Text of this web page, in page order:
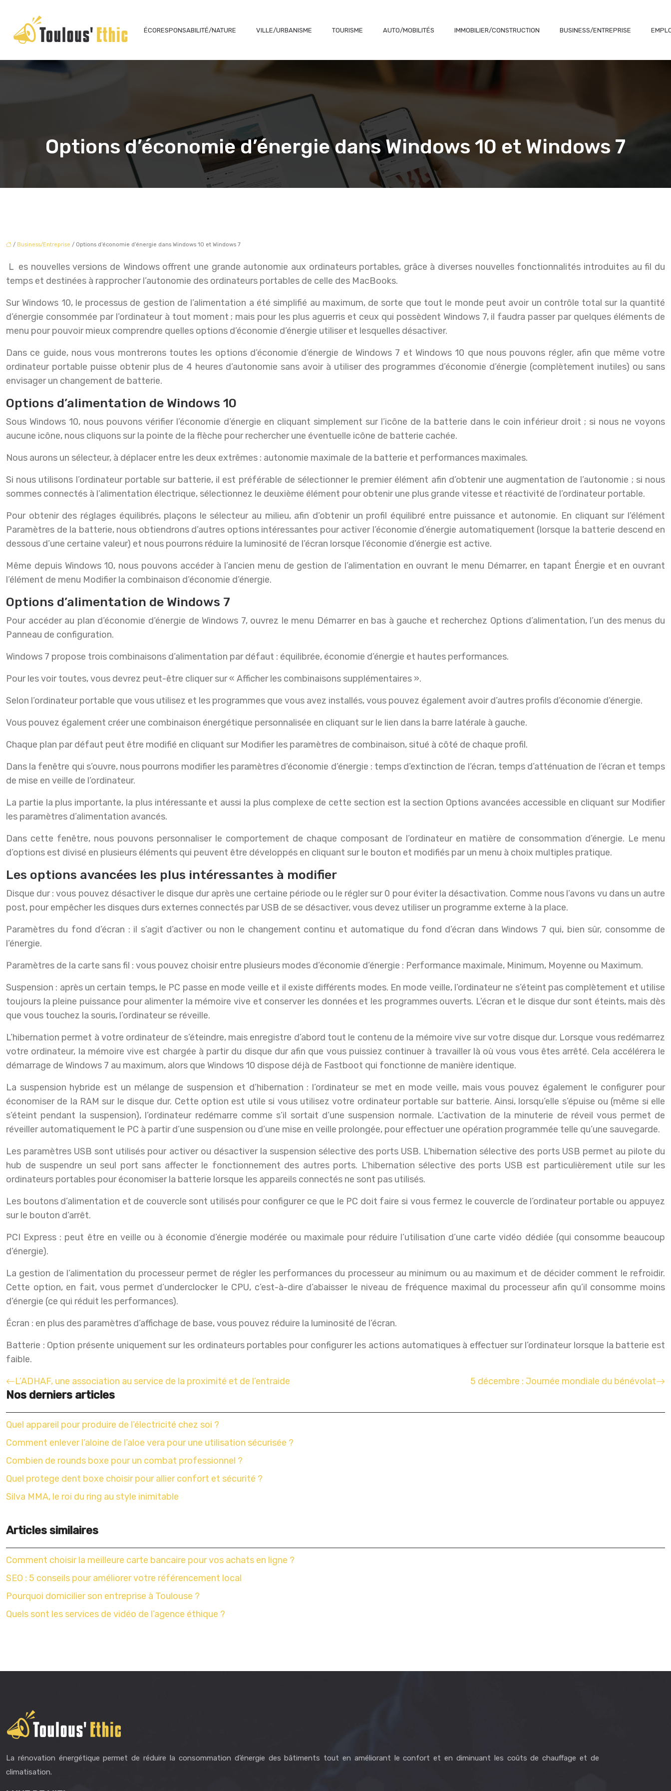
ÉCORESPONSABILITÉ/NATURE VILLE/URBANISME TOURISME AUTO/MOBILITÉS IMMOBILIER/CONSTRUCTION BUSINESS/ENTREPRISE
Options d’économie d’énergie dans Windows 10 et Windows 7
/ Business/Entreprise / Options d’économie d’énergie dans Windows 10 et Windows 7
Les nouvelles versions de Windows offrent une grande autonomie aux ordinateurs portables, grâce à diverses nouvelles fonctionnalités introduites au fil du
temps et destinées à rapprocher l’autonomie des ordinateurs portables de celle des MacBooks.
Sur Windows 10, le processus de gestion de l’alimentation a été simplifié au maximum, de sorte que tout le monde peut avoir un contrôle total sur la quantité
d’énergie consommée par l’ordinateur à tout moment ; mais pour les plus aguerris et ceux qui possèdent Windows 7, il faudra passer par quelques éléments de
menu pour pouvoir mieux comprendre quelles options d’économie d’énergie utiliser et lesquelles désactiver.
Dans ce guide, nous vous montrerons toutes les options d’économie d’énergie de Windows 7 et Windows 10 que nous pouvons régler, afin que même votre
ordinateur portable puisse obtenir plus de 4 heures d’autonomie sans avoir à utiliser des programmes d’économie d’énergie (complètement inutiles) ou sans
envisager un changement de batterie.
Options d’alimentation de Windows 10
Sous Windows 10, nous pouvons vérifier l’économie d’énergie en cliquant simplement sur l’icône de la batterie dans le coin inférieur droit ; si nous ne voyons
aucune icône, nous cliquons sur la pointe de la flèche pour rechercher une éventuelle icône de batterie cachée.
Nous aurons un sélecteur, à déplacer entre les deux extrêmes : autonomie maximale de la batterie et performances maximales.
Si nous utilisons l’ordinateur portable sur batterie, il est préférable de sélectionner le premier élément afin d’obtenir une augmentation de l’autonomie ; si nous
sommes connectés à l’alimentation électrique, sélectionnez le deuxième élément pour obtenir une plus grande vitesse et réactivité de l’ordinateur portable.
Pour obtenir des réglages équilibrés, plaçons le sélecteur au milieu, afin d’obtenir un profil équilibré entre puissance et autonomie. En cliquant sur l’élément
Paramètres de la batterie, nous obtiendrons d’autres options intéressantes pour activer l’économie d’énergie automatiquement (lorsque la batterie descend en
dessous d’une certaine valeur) et nous pourrons réduire la luminosité de l’écran lorsque l’économie d’énergie est active.
Même depuis Windows 10, nous pouvons accéder à l’ancien menu de gestion de l’alimentation en ouvrant le menu Démarrer, en tapant Énergie et en ouvrant
l’élément de menu Modifier la combinaison d’économie d’énergie.
Options d’alimentation de Windows 7
Pour accéder au plan d’économie d’énergie de Windows 7, ouvrez le menu Démarrer en bas à gauche et recherchez Options d’alimentation, l’un des menus du
Panneau de configuration.
Windows 7 propose trois combinaisons d’alimentation par défaut : équilibrée, économie d’énergie et hautes performances.
Pour les voir toutes, vous devrez peut-être cliquer sur « Afficher les combinaisons supplémentaires ».
Selon l’ordinateur portable que vous utilisez et les programmes que vous avez installés, vous pouvez également avoir d’autres profils d’économie d’énergie.
Vous pouvez également créer une combinaison énergétique personnalisée en cliquant sur le lien dans la barre latérale à gauche.
Chaque plan par défaut peut être modifié en cliquant sur Modifier les paramètres de combinaison, situé à côté de chaque profil.
Dans la fenêtre qui s’ouvre, nous pourrons modifier les paramètres d’économie d’énergie : temps d’extinction de l’écran, temps d’atténuation de l’écran et temps
de mise en veille de l’ordinateur.
La partie la plus importante, la plus intéressante et aussi la plus complexe de cette section est la section Options avancées accessible en cliquant sur Modifier
les paramètres d’alimentation avancés.
Dans cette fenêtre, nous pouvons personnaliser le comportement de chaque composant de l’ordinateur en matière de consommation d’énergie. Le menu
d’options est divisé en plusieurs éléments qui peuvent être développés en cliquant sur le bouton et modifiés par un menu à choix multiples pratique.
Les options avancées les plus intéressantes à modifier
Disque dur : vous pouvez désactiver le disque dur après une certaine période ou le régler sur 0 pour éviter la désactivation. Comme nous l’avons vu dans un autre
post, pour empêcher les disques durs externes connectés par USB de se désactiver, vous devez utiliser un programme externe à la place.
Paramètres du fond d’écran : il s’agit d’activer ou non le changement continu et automatique du fond d’écran dans Windows 7 qui, bien sûr, consomme de
l’énergie.
Paramètres de la carte sans fil : vous pouvez choisir entre plusieurs modes d’économie d’énergie : Performance maximale, Minimum, Moyenne ou Maximum.
Suspension : après un certain temps, le PC passe en mode veille et il existe différents modes. En mode veille, l’ordinateur ne s’éteint pas complètement et utilise
toujours la pleine puissance pour alimenter la mémoire vive et conserver les données et les programmes ouverts. L’écran et le disque dur sont éteints, mais dès
que vous touchez la souris, l’ordinateur se réveille.
L’hibernation permet à votre ordinateur de s’éteindre, mais enregistre d’abord tout le contenu de la mémoire vive sur votre disque dur. Lorsque vous redémarrez
votre ordinateur, la mémoire vive est chargée à partir du disque dur afin que vous puissiez continuer à travailler là où vous vous êtes arrêté. Cela accélérera le
démarrage de Windows 7 au maximum, alors que Windows 10 dispose déjà de Fastboot qui fonctionne de manière identique.
La suspension hybride est un mélange de suspension et d’hibernation : l’ordinateur se met en mode veille, mais vous pouvez également le configurer pour
économiser de la RAM sur le disque dur. Cette option est utile si vous utilisez votre ordinateur portable sur batterie. Ainsi, lorsqu’elle s’épuise ou (même si elle
s’éteint pendant la suspension), l’ordinateur redémarre comme s’il sortait d’une suspension normale. L’activation de la minuterie de réveil vous permet de
réveiller automatiquement le PC à partir d’une suspension ou d’une mise en veille prolongée, pour effectuer une opération programmée telle qu’une sauvegarde.
Les paramètres USB sont utilisés pour activer ou désactiver la suspension sélective des ports USB. L’hibernation sélective des ports USB permet au pilote du
hub de suspendre un seul port sans affecter le fonctionnement des autres ports. L’hibernation sélective des ports USB est particulièrement utile sur les
ordinateurs portables pour économiser la batterie lorsque les appareils connectés ne sont pas utilisés.
Les boutons d’alimentation et de couvercle sont utilisés pour configurer ce que le PC doit faire si vous fermez le couvercle de l’ordinateur portable ou appuyez
sur le bouton d’arrêt.
PCI Express : peut être en veille ou à économie d’énergie modérée ou maximale pour réduire l’utilisation d’une carte vidéo dédiée (qui consomme beaucoup
d’énergie).
La gestion de l’alimentation du processeur permet de régler les performances du processeur au minimum ou au maximum et de décider comment le refroidir.
Cette option, en fait, vous permet d’underclocker le CPU, c’est-à-dire d’abaisser le niveau de fréquence maximal du processeur afin qu’il consomme moins
d’énergie (ce qui réduit les performances).
Écran : en plus des paramètres d’affichage de base, vous pouvez réduire la luminosité de l’écran.
Batterie : Option présente uniquement sur les ordinateurs portables pour configurer les actions automatiques à effectuer sur l’ordinateur lorsque la batterie est
faible.
L’ADHAF, une association au service de la proximité et de l’entraide
5 décembre : Journée mondiale du bénévolat
Nos derniers articles
Quel appareil pour produire de l’électricité chez soi ?
Comment enlever l’aloine de l’aloe vera pour une utilisation sécurisée ?
Combien de rounds boxe pour un combat professionnel ?
Quel protege dent boxe choisir pour allier confort et sécurité ?
Silva MMA, le roi du ring au style inimitable
Articles similaires
Comment choisir la meilleure carte bancaire pour vos achats en ligne ?
SEO : 5 conseils pour améliorer votre référencement local
Pourquoi domicilier son entreprise à Toulouse ?
Quels sont les services de vidéo de l’agence éthique ?
La rénovation énergétique permet de réduire la consommation d’énergie des bâtiments tout en améliorant le confort et en diminuant les coûts de chauffage et de
climatisation.